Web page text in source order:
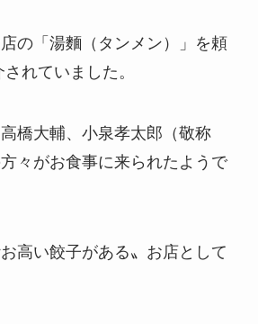
の「湯麵（タンメン）」を頼
れていました。
橋大輔、小泉孝太郎（敬称
々がお食事に来られたようで
高い餃子がある〟お店として